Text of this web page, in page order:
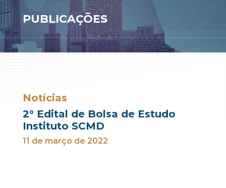
PUBLICAÇÕES
Notícias
2° Edital de Bolsa de Estudo
Instituto SCMD
11 de março de 2022